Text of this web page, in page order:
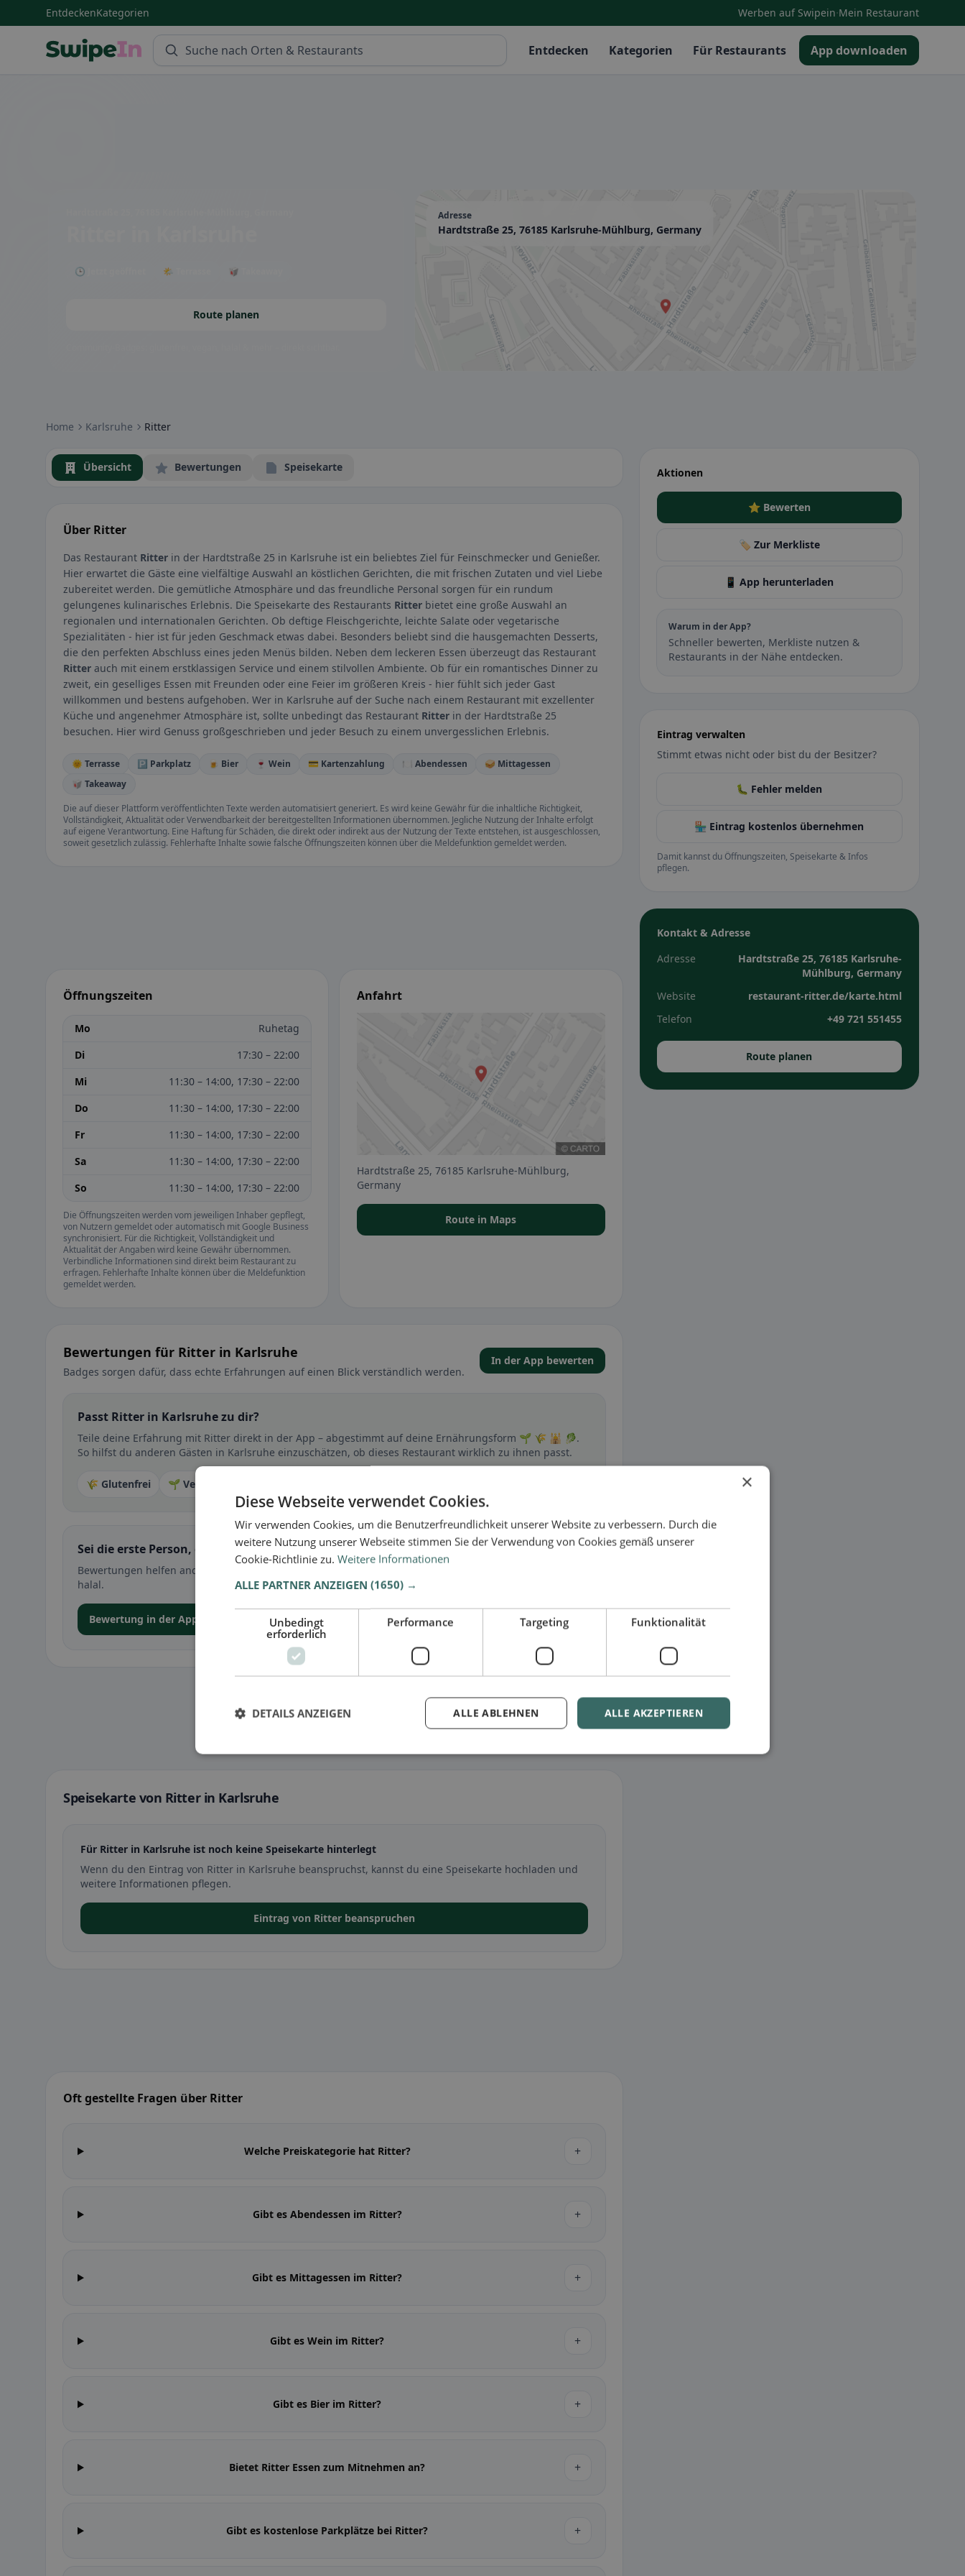
EntdeckenKategorien Werben auf Swipein·Mein Restaurant
Entdecken Kategorien Für Restaurants App downloaden
🕒 Jetzt geöffnet 🌤 Terrasse 🥡 Takeaway
Route planen
Adresse
Hardtstraße 25, 76185 Karlsruhe-Mühlburg, Germany
Home Karlsruhe Ritter
Übersicht Bewertungen Speisekarte
Über Ritter
Das Restaurant Ritter in der Hardtstraße 25 in Karlsruhe ist ein beliebtes Ziel für Feinschmecker und Genießer.
Hier erwartet die Gäste eine vielfältige Auswahl an köstlichen Gerichten, die mit frischen Zutaten und viel Liebe
zubereitet werden. Die gemütliche Atmosphäre und das freundliche Personal sorgen für ein rundum
gelungenes kulinarisches Erlebnis. Die Speisekarte des Restaurants Ritter bietet eine große Auswahl an
regionalen und internationalen Gerichten. Ob deftige Fleischgerichte, leichte Salate oder vegetarische
Spezialitäten - hier ist für jeden Geschmack etwas dabei. Besonders beliebt sind die hausgemachten Desserts,
die den perfekten Abschluss eines jeden Menüs bilden. Neben dem leckeren Essen überzeugt das Restaurant
Ritter auch mit einem erstklassigen Service und einem stilvollen Ambiente. Ob für ein romantisches Dinner zu
zweit, ein geselliges Essen mit Freunden oder eine Feier im größeren Kreis - hier fühlt sich jeder Gast
willkommen und bestens aufgehoben. Wer in Karlsruhe auf der Suche nach einem Restaurant mit exzellenter
Küche und angenehmer Atmosphäre ist, sollte unbedingt das Restaurant Ritter in der Hardtstraße 25
besuchen. Hier wird Genuss großgeschrieben und jeder Besuch zu einem unvergesslichen Erlebnis.
🌞 Terrasse 🅿️ Parkplatz 🍺 Bier 🍷 Wein 💳 Kartenzahlung 🍽️ Abendessen
🥪 Mittagessen
🥡 Takeaway
Die auf dieser Plattform veröffentlichten Texte werden automatisiert generiert. Es wird keine Gewähr für die inhaltliche Richtigkeit,
Vollständigkeit, Aktualität oder Verwendbarkeit der bereitgestellten Informationen übernommen. Jegliche Nutzung der Inhalte erfolgt
auf eigene Verantwortung. Eine Haftung für Schäden, die direkt oder indirekt aus der Nutzung der Texte entstehen, ist ausgeschlossen,
soweit gesetzlich zulässig. Fehlerhafte Inhalte sowie falsche Öffnungszeiten können über die Meldefunktion gemeldet werden.
Öffnungszeiten
Mo
Ruhetag
Di
17:30 – 22:00
Mi
11:30 – 14:00, 17:30 – 22:00
Do
11:30 – 14:00, 17:30 – 22:00
Fr
11:30 – 14:00, 17:30 – 22:00
Sa
11:30 – 14:00, 17:30 – 22:00
So
11:30 – 14:00, 17:30 – 22:00
Die Öffnungszeiten werden vom jeweiligen Inhaber gepflegt,
von Nutzern gemeldet oder automatisch mit Google Business
synchronisiert. Für die Richtigkeit, Vollständigkeit und
Aktualität der Angaben wird keine Gewähr übernommen.
Verbindliche Informationen sind direkt beim Restaurant zu
erfragen. Fehlerhafte Inhalte können über die Meldefunktion
gemeldet werden.
Anfahrt
Hardtstraße 25, 76185 Karlsruhe-Mühlburg,
Germany
Route in Maps
Bewertungen für Ritter in Karlsruhe
Badges sorgen dafür, dass echte Erfahrungen auf einen Blick verständlich werden.
In der App bewerten
Passt Ritter in Karlsruhe zu dir?
Teile deine Erfahrung mit Ritter direkt in der App – abgestimmt auf deine Ernährungsform 🌱 🌾 🕌 🥬.
So hilfst du anderen Gästen in Karlsruhe einzuschätzen, ob dieses Restaurant wirklich zu ihnen passt.
🌾 Glutenfrei 🌱 Vegan
Sei die erste Person, die ihre Erfahrung teilt
Bewertungen helfen anderen bei der Entscheidung – besonders bei glutenfrei, vegan, vegetarisch oder
halal.
Bewertung in der App abgeben
Speisekarte von Ritter in Karlsruhe
Für Ritter in Karlsruhe ist noch keine Speisekarte hinterlegt
Wenn du den Eintrag von Ritter in Karlsruhe beanspruchst, kannst du eine Speisekarte hochladen und
weitere Informationen pflegen.
Eintrag von Ritter beanspruchen
Oft gestellte Fragen über Ritter
Welche Preiskategorie hat Ritter? +
Gibt es Abendessen im Ritter? +
Gibt es Mittagessen im Ritter? +
Gibt es Wein im Ritter? +
Gibt es Bier im Ritter? +
Bietet Ritter Essen zum Mitnehmen an? +
Gibt es kostenlose Parkplätze bei Ritter? +
Aktionen
⭐ Bewerten
🏷️ Zur Merkliste
📱 App herunterladen
Warum in der App?
Schneller bewerten, Merkliste nutzen &
Restaurants in der Nähe entdecken.
Eintrag verwalten
Stimmt etwas nicht oder bist du der Besitzer?
🐛 Fehler melden
🏪 Eintrag kostenlos übernehmen
Damit kannst du Öffnungszeiten, Speisekarte & Infos
pflegen.
Kontakt & Adresse
Adresse
Hardtstraße 25, 76185 Karlsruhe-
Mühlburg, Germany
Website
restaurant-ritter.de/karte.html
Telefon
+49 721 551455
Route planen
×
Diese Webseite verwendet Cookies.
Wir verwenden Cookies, um die Benutzerfreundlichkeit unserer Website zu verbessern. Durch die
weitere Nutzung unserer Webseite stimmen Sie der Verwendung von Cookies gemäß unserer
Cookie-Richtlinie zu. Weitere Informationen
ALLE PARTNER ANZEIGEN (1650) →
Unbedingt
erforderlich
Performance Targeting Funktionalität
ALLE AKZEPTIEREN
ALLE ABLEHNEN
DETAILS ANZEIGEN